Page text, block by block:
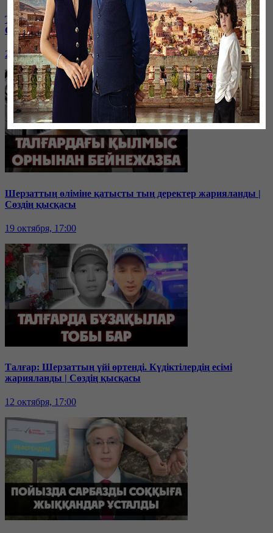
Талғарда оқушы қызды зорлаған күдікті қашып кетті |
Сөздің қысқасы
26 октября, 17:00
Шерзаттың өліміне қатысты тың деректер жарияланды |
Сөздің қысқасы
19 октября, 17:00
Талғар: Шерзаттың үйі өртенді. Күдіктілердің есімі
жарияланды | Сөздің қысқасы
12 октября, 17:00